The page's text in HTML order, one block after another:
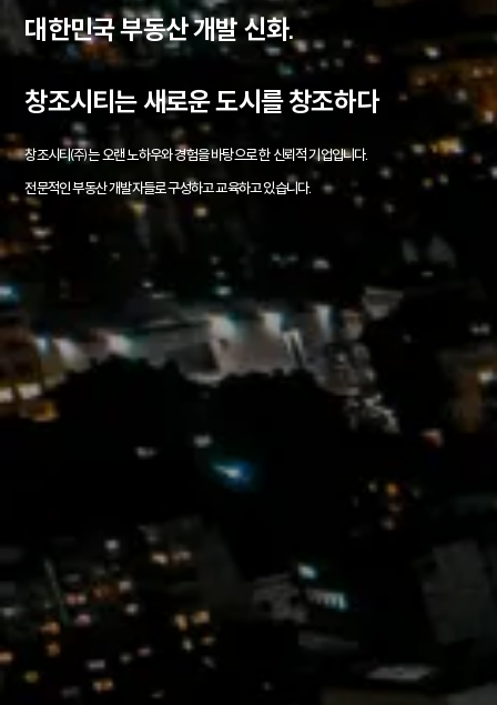
대한민국 부동산 개발 신화.
창조시티는 새로운 도시를 창조하다
창조시티㈜는 오랜 노하우와 경험을 바탕으로 한 신뢰적 기업입니다.
전문적인 부동산 개발자들로 구성하고 교육하고 있습니다.